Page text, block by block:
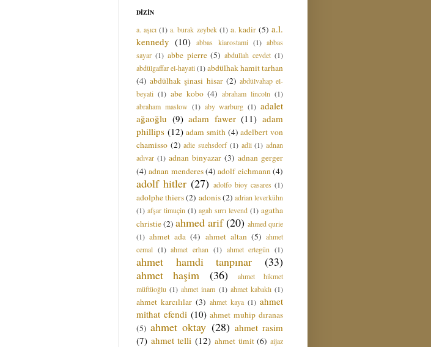
DİZİN
a. aşıcı (1) a. burak zeybek (1) a. kadir (5) a.l.
kennedy (10) abbas kiarostami (1) abbas
sayar (1) abbe pierre (5) abdullah cevdet (1)
abdülgaffar el-hayati(1)abdülhak hamit tarhan
(4) abdülhak şinasi hisar (2) abdülvahap el-
beyati (1) abe kobo (4) abraham lincoln (1)
abraham maslow (1) aby warburg (1) adalet
ağaoğlu (9) adam fawer (11) adam
phillips (12) adam smith (4) adelbert von
chamisso (2) adie suehsdorf (1) adli (1) adnan
adıvar (1) adnan binyazar (3) adnan gerger
(4) adnan menderes(4) adolf eichmann (4)
adolf hitler (27) adolfo bioy casares (1)
adolphe thiers(2) adonis(2) adrian leverkühn
(1) afşar timuçin (1) agah sırrı levend (1) agatha
christie(2) ahmed arif (20) ahmed qurie
(1) ahmet ada (4) ahmet altan (5) ahmet
cemal (1) ahmet erhan (1) ahmet ertegün (1)
ahmet hamdi tanpınar
(33)
ahmet haşim
(36)
ahmet hikmet
müftüoğlu (1) ahmet inam (1) ahmet kabaklı (1)
ahmet karcılılar (3) ahmet kaya (1) ahmet
mithat efendi (10) ahmet muhip dıranas
(5) ahmet oktay (28) ahmet rasim
(7) ahmet telli (12) ahmet ümit (6) aijaz